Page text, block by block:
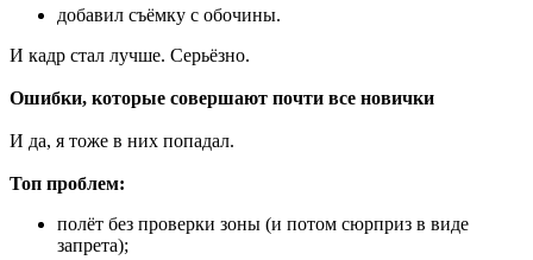
добавил съёмку с обочины.
И кадр стал лучше. Серьёзно.
Ошибки, которые совершают почти все новички
И да, я тоже в них попадал.
Топ проблем:
полёт без проверки зоны (и потом сюрприз в виде
запрета);